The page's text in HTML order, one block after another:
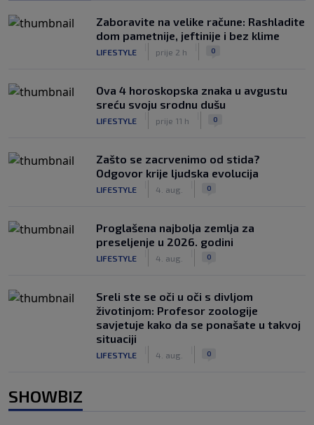
Zaboravite na velike račune: Rashladite
dom pametnije, jeftinije i bez klime
LIFESTYLE prije 2 h 0
Ova 4 horoskopska znaka u avgustu
sreću svoju srodnu dušu
LIFESTYLE prije 11 h 0
Zašto se zacrvenimo od stida?
Odgovor krije ljudska evolucija
LIFESTYLE 4. aug. 0
Proglašena najbolja zemlja za
preseljenje u 2026. godini
LIFESTYLE 4. aug. 0
Sreli ste se oči u oči s divljom
životinjom: Profesor zoologije
savjetuje kako da se ponašate u takvoj
situaciji
LIFESTYLE 4. aug. 0
SHOWBIZ